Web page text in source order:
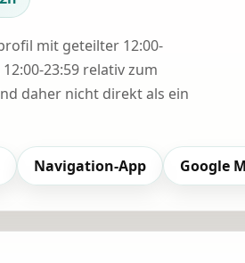
mit geteilter 12:00-
23:59 relativ zum
daher nicht direkt als ein
Navigation-App Google